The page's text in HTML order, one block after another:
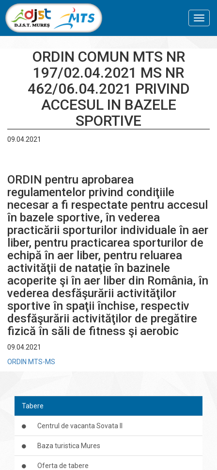
ORDIN COMUN MTS NR
197/02.04.2021 MS NR
462/06.04.2021 PRIVIND
ACCESUL IN BAZELE
SPORTIVE
09.04.2021
ORDIN pentru aprobarea
regulamentelor privind condiţiile
necesar a fi respectate pentru accesul
în bazele sportive, în vederea
practicării sporturilor individuale în aer
liber, pentru practicarea sporturilor de
echipă în aer liber, pentru reluarea
activităţii de nataţie în bazinele
acoperite şi în aer liber din România, în
vederea desfăşurării activităţilor
sportive în spaţii închise, respectiv
desfăşurării activităţilor de pregătire
fizică în săli de fitness şi aerobic
09.04.2021
ORDIN MTS-MS
Tabere
Centrul de vacanta Sovata II
Baza turistica Mures
Oferta de tabere